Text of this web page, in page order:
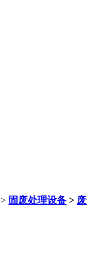
> 固废处理设备 >